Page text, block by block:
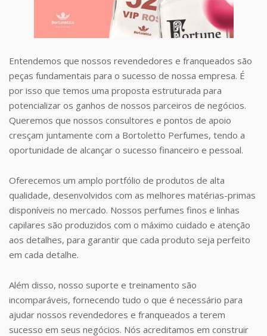
Entendemos que nossos revendedores e franqueados são
peças fundamentais para o sucesso de nossa empresa. É
por isso que temos uma proposta estruturada para
potencializar os ganhos de nossos parceiros de negócios.
Queremos que nossos consultores e pontos de apoio
cresçam juntamente com a Bortoletto Perfumes, tendo a
oportunidade de alcançar o sucesso financeiro e pessoal.
Oferecemos um amplo portfólio de produtos de alta
qualidade, desenvolvidos com as melhores matérias-primas
disponíveis no mercado. Nossos perfumes finos e linhas
capilares são produzidos com o máximo cuidado e atenção
aos detalhes, para garantir que cada produto seja perfeito
em cada detalhe.
Além disso, nosso suporte e treinamento são
incomparáveis, fornecendo tudo o que é necessário para
ajudar nossos revendedores e franqueados a terem
sucesso em seus negócios. Nós acreditamos em construir